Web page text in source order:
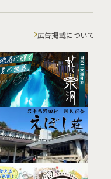
広告掲載について